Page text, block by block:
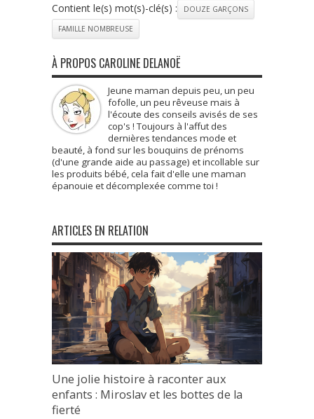
Contient le(s) mot(s)-clé(s) :
DOUZE GARÇONS
FAMILLE NOMBREUSE
À PROPOS CAROLINE DELANOË
Jeune maman depuis peu, un peu
fofolle, un peu rêveuse mais à
l'écoute des conseils avisés de ses
cop's ! Toujours à l'affut des
dernières tendances mode et
beauté, à fond sur les bouquins de prénoms
(d'une grande aide au passage) et incollable sur
les produits bébé, cela fait d'elle une maman
épanouie et décomplexée comme toi !
ARTICLES EN RELATION
Une jolie histoire à raconter aux
enfants : Miroslav et les bottes de la
fierté